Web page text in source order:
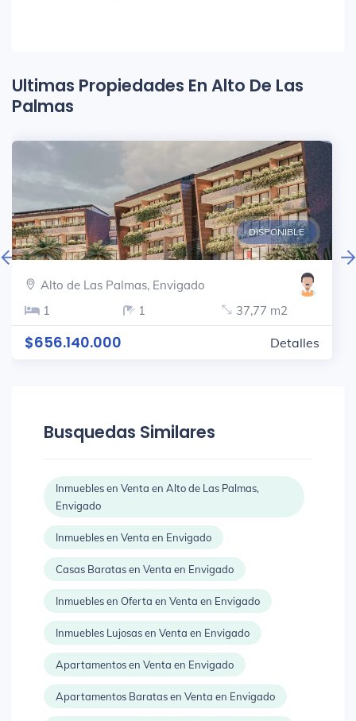
Ultimas Propiedades En Alto De Las
Palmas
DISPONIBLE
Alto de Las Palmas, Envigado
1
1 37,77 m2
$656.140.000 Detalles
Busquedas Similares
Inmuebles en Venta en Alto de Las Palmas,
Envigado
Inmuebles en Venta en Envigado
Casas Baratas en Venta en Envigado
Inmuebles en Oferta en Venta en Envigado
Inmuebles Lujosas en Venta en Envigado
Apartamentos en Venta en Envigado
Apartamentos Baratas en Venta en Envigado